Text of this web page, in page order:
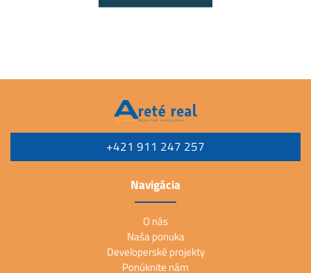
+421 911 247 257
Navigácia
O nás
Naša ponuka
Developerské projekty
Ponúknite nám